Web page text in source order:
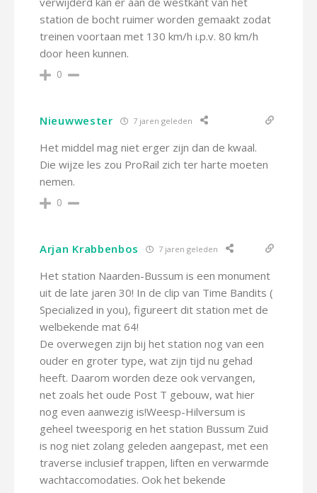
station de bocht ruimer worden gemaakt zodat
treinen voortaan met 130 km/h i.p.v. 80 km/h
door heen kunnen.
0
Nieuwwester 7 jaren geleden
Het middel mag niet erger zijn dan de kwaal.
Die wijze les zou ProRail zich ter harte moeten
nemen.
0
Arjan Krabbenbos 7 jaren geleden
Het station Naarden-Bussum is een monument
uit de late jaren 30! In de clip van Time Bandits (
Specialized in you), figureert dit station met de
welbekende mat 64!
De overwegen zijn bij het station nog van een
ouder en groter type, wat zijn tijd nu gehad
heeft. Daarom worden deze ook vervangen,
net zoals het oude Post T gebouw, wat hier
nog even aanwezig is!Weesp-Hilversum is
geheel tweesporig en het station Bussum Zuid
is nog niet zolang geleden aangepast, met een
traverse inclusief trappen, liften en verwarmde
wachtaccomodaties. Ook het bekende